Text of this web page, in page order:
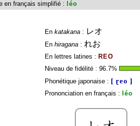
en français simplifié : léo
En katakana: レオ
En hiragana: れお
En lettres latines : REO
Niveau de fidélité : 96.7%
Phonétique japonaise : [ ɽeo ]
Prononciation en français : léo